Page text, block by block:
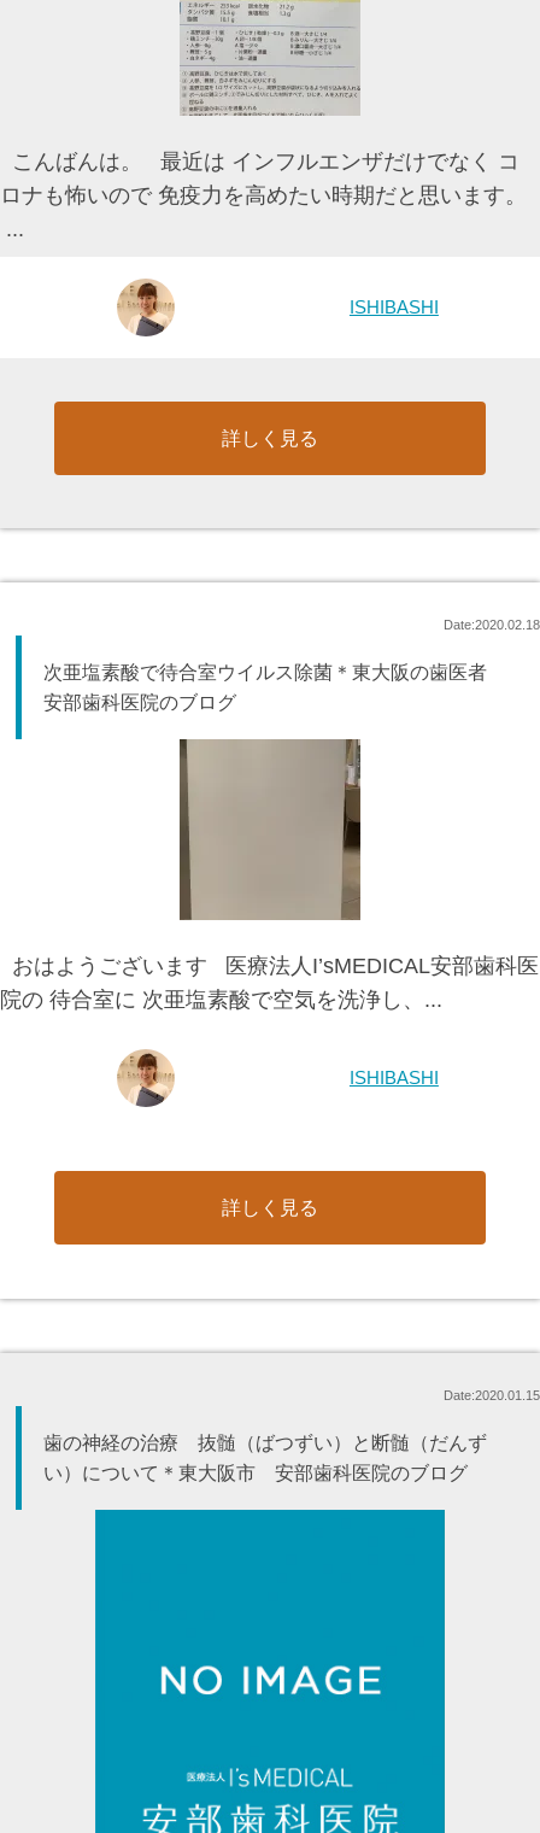
こんばんは。 最近は インフルエンザだけでなく コ
ロナも怖いので 免疫力を高めたい時期だと思います。
...
ISHIBASHI
詳しく見る
Date:2020.02.18
次亜塩素酸で待合室ウイルス除菌＊東大阪の歯医者
安部歯科医院のブログ
おはようございます 医療法人I’sMEDICAL安部歯科医
院の 待合室に 次亜塩素酸で空気を洗浄し、...
ISHIBASHI
詳しく見る
Date:2020.01.15
歯の神経の治療 抜髄（ばつずい）と断髄（だんず
い）について＊東大阪市 安部歯科医院のブログ